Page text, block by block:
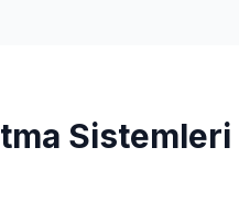
Sistemleri